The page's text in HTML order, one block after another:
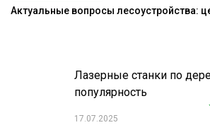
Лазерные станки по
популярность
17.07.2025
Актуальные вопросы лесоустройства: